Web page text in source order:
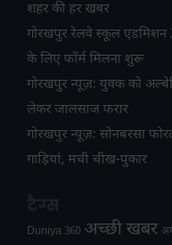
शहर की हर खबर
गोरखपुर रेलवे स्कूल
के लिए फॉर्म मिलना शुरू
गोरखपुर न्यूज़: युवक को
लेकर जालसाज फरार
गोरखपुर न्यूज़: सोनबरसा
गाड़ियां, मची चीख-पुकार
Duniya 360 अच्छी खबर